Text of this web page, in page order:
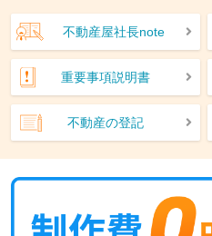
不動産屋社長note
重要事項説明書
不動産の登記